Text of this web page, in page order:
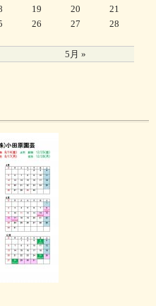
5月 »
19 20
21
26 27
28